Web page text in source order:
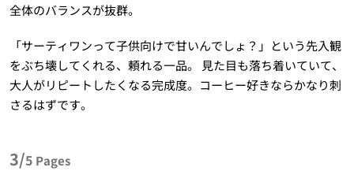
全体のバランスが抜群。
「サーティワンって子供向けで甘いんでしょ？」という先入観
をぶち壊してくれる、頼れる一品。 見た目も落ち着いていて、
大人がリピートしたくなる完成度。コーヒー好きならかなり刺
さるはずです。
3/5 Pages